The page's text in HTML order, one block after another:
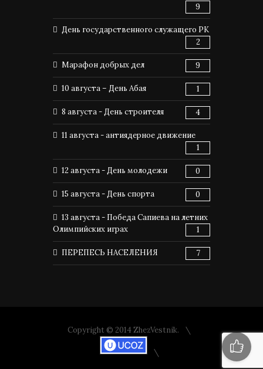
9
День государственного служащего РК
2
Марафон добрых дел 9
10 августа – День Абая 1
8 августа - День строителя 4
11 августа - антиядерное движение
1
12 августа - День молодежи 0
15 августа - День спорта 0
13 августа - Победа Сапиева на летних
Олимпийских играх
1
ПЕРЕПЕСЬ НАСЕЛЕНИЯ 7
Copyright © 2014 ZhezVestnik.